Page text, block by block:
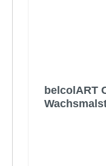
belcolART